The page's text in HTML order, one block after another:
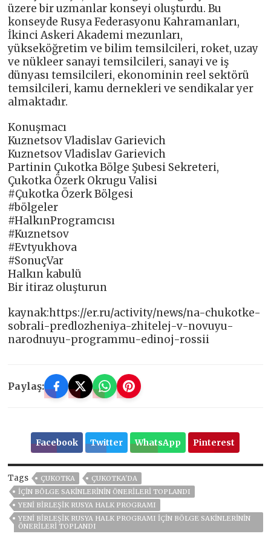
üzere bir uzmanlar konseyi oluşturdu. Bu
konseyde Rusya Federasyonu Kahramanları,
İkinci Askeri Akademi mezunları,
yükseköğretim ve bilim temsilcileri, roket, uzay
ve nükleer sanayi temsilcileri, sanayi ve iş
dünyası temsilcileri, ekonominin reel sektörü
temsilcileri, kamu dernekleri ve sendikalar yer
almaktadır.
Konuşmacı
Kuznetsov Vladislav Garievich
Kuznetsov Vladislav Garievich
Partinin Çukotka Bölge Şubesi Sekreteri,
Çukotka Özerk Okrugu Valisi
#Çukotka Özerk Bölgesi
#bölgeler
#HalkınProgramcısı
#Kuznetsov
#Evtyukhova
#SonuçVar
Halkın kabulü
Bir itiraz oluşturun
kaynak:https://er.ru/activity/news/na-chukotke-
sobrali-predlozheniya-zhitelej-v-novuyu-
narodnuyu-programmu-edinoj-rossii
Paylaş:
Facebook Twitter WhatsApp Pinterest
Tags ÇUKOTKA
ÇUKOTKA'DA
IÇIN BÖLGE SAKINLERININ ÖNERILERI TOPLANDI
YENI BIRLEŞIK RUSYA HALK PROGRAMI
YENI BIRLEŞIK RUSYA HALK PROGRAMI IÇIN BÖLGE SAKINLERININ
ÖNERILERI TOPLANDI